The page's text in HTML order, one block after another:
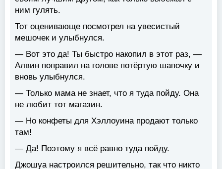
ним гулять.
Тот оценивающе посмотрел на увесистый
мешочек и улыбнулся.
— Вот это да! Ты быстро накопил в этот раз, —
Алвин поправил на голове потёртую шапочку и
вновь улыбнулся.
— Только мама не знает, что я туда пойду. Она
не любит тот магазин.
— Но конфеты для Хэллоуина продают только
там!
— Да! Поэтому я всё равно туда пойду.
Джошуа настроился решительно, так что никто